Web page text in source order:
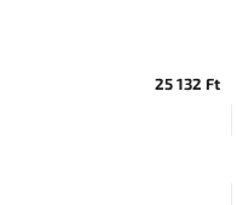
25 132 Ft